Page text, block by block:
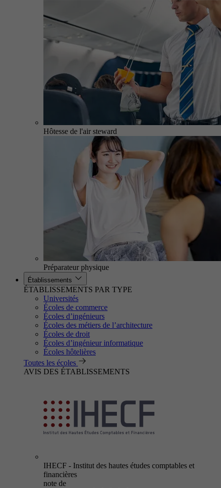
Hôtesse de l'air steward
Préparateur physique
Établissements
ÉTABLISSEMENTS PAR TYPE
Universités
Écoles de commerce
Écoles d’ingénieurs
Écoles des métiers de l’architecture
Écoles de droit
Écoles d’ingénieur informatique
Écoles hôtelières
Toutes les écoles
AVIS DES ÉTABLISSEMENTS
IHECF - Institut des hautes études comptables et
financières
note de